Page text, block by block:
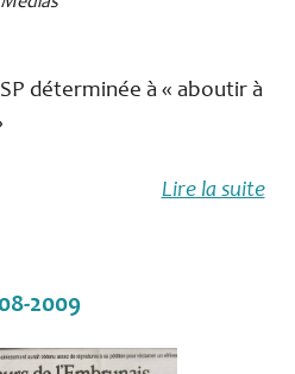
déterminée à « aboutir à
Lire la suite
2009